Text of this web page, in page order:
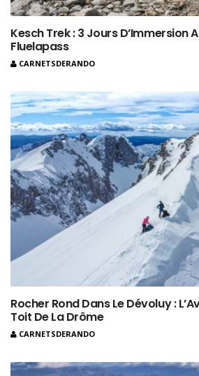
Kesch Trek : 3 Jours D’Immersion
Fluelapass
CARNETSDERANDO
Rocher Rond Dans Le Dévoluy :
Toit De La Drôme
CARNETSDERANDO